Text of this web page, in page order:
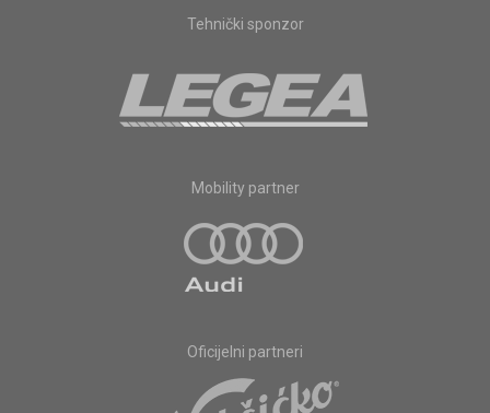
Tehnički sponzor
Mobility partner
Oficijelni partneri